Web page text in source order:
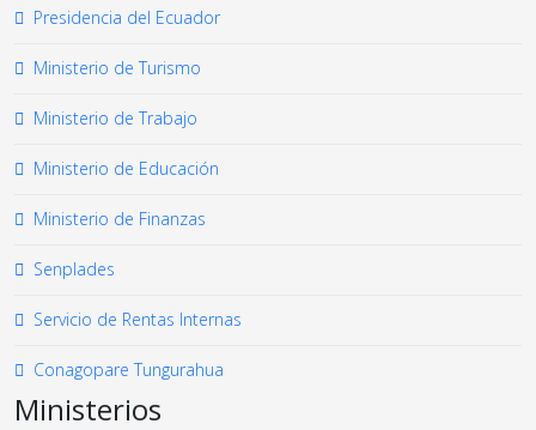
Presidencia del Ecuador
Ministerio de Turismo
Ministerio de Trabajo
Ministerio de Educación
Ministerio de Finanzas
Senplades
Servicio de Rentas Internas
Conagopare Tungurahua
Ministerios